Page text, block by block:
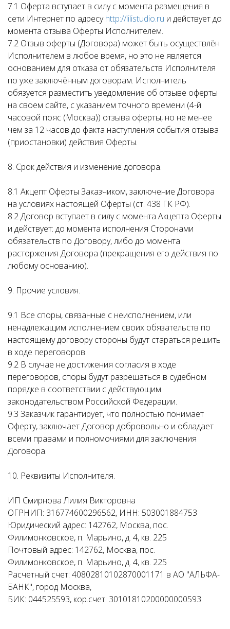
7.1 Оферта вступает в силу с момента размещения в
сети Интернет по адресуhttp://lilistudio.ru и действует до
момента отзыва Оферты Исполнителем.
7.2 Отзыв оферты (Договора) может быть осуществлён
Исполнителем в любое время, но это не является
основанием для отказа от обязательств Исполнителя
по уже заключённым договорам. Исполнитель
обязуется разместить уведомление об отзыве оферты
на своем сайте, с указанием точного времени (4-й
часовой пояс (Москва)) отзыва оферты, но не менее
чем за 12 часов до факта наступления события отзыва
(приостановки) действия Оферты.
8. Срок действия и изменение договора.
8.1 Акцепт Оферты Заказчиком, заключение Договора
на условиях настоящей Оферты (ст. 438 ГК РФ).
8.2 Договор вступает в силу с момента Акцепта Оферты
и действует: до момента исполнения Сторонами
обязательств по Договору, либо до момента
расторжения Договора (прекращения его действия по
любому основанию).
9. Прочие условия.
9.1 Все споры, связанные с неисполнением, или
ненадлежащим исполнением своих обязательств по
настоящему договору стороны будут стараться решить
в ходе переговоров.
9.2 В случае не достижения согласия в ходе
переговоров, споры будут разрешаться в судебном
порядке в соответствии с действующим
законодательством Российской Федерации.
9.3 Заказчик гарантирует, что полностью понимает
Оферту, заключает Договор добровольно и обладает
всеми правами и полномочиями для заключения
Договора.
10. Реквизиты Исполнителя.
ИП Смирнова Лилия Викторовна
ОГРНИП: 316774600296562, ИНН: 503001884753
Юридический адрес: 142762, Москва, пос.
Филимонковское, п. Марьино, д. 4, кв. 225
Почтовый адрес: 142762, Москва, пос.
Филимонковское, п. Марьино, д. 4, кв. 225
Расчетный счет: 40802810102870001171 в АО "АЛЬФА-
БАНК", город Москва,
БИК: 044525593, кор.счет: 30101810200000000593